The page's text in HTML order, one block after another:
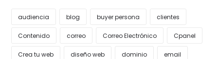
audiencia blog buyer persona clientes
Contenido correo Correo Electrónico Cpanel
Crea tu web diseño web dominio email